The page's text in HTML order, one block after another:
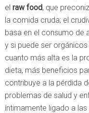
el raw food, que
la comida cruda; el
basa en el consumo de
y si puede ser
cuanto más alta es la
dieta, más beneficios
contribuye a la pérdida
problemas de salud y
íntimamente ligado a